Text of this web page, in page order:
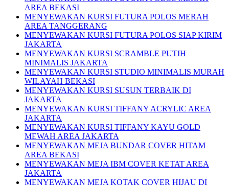
AREA BEKASI
MENYEWAKAN KURSI FUTURA POLOS MERAH
AREA TANGGERANG
MENYEWAKAN KURSI FUTURA POLOS SIAP KIRIM
JAKARTA
MENYEWAKAN KURSI SCRAMBLE PUTIH
MINIMALIS JAKARTA
MENYEWAKAN KURSI STUDIO MINIMALIS MURAH
WILAYAH BEKASI
MENYEWAKAN KURSI SUSUN TERBAIK DI
JAKARTA
MENYEWAKAN KURSI TIFFANY ACRYLIC AREA
JAKARTA
MENYEWAKAN KURSI TIFFANY KAYU GOLD
MEWAH AREA JAKARTA
MENYEWAKAN MEJA BUNDAR COVER HITAM
AREA BEKASI
MENYEWAKAN MEJA IBM COVER KETAT AREA
JAKARTA
MENYEWAKAN MEJA KOTAK COVER HIJAU DI